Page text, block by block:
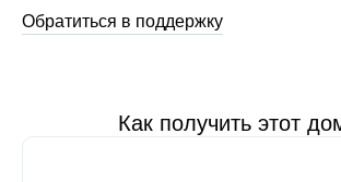
Обратиться в поддержку
Как получить этот